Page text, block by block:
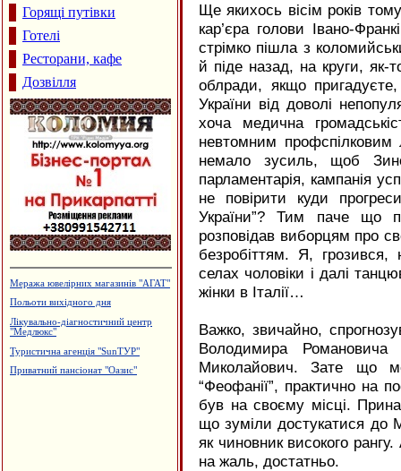
Горящі путівки
Готелі
Ресторани, кафе
Дозвілля
Магазин "ГрАвіс"
Кафе "Звенислава"
Дзвони церковні
агенція "Колібрі"
Ще якихось вісім років
кар’єра голови Івано-
стрімко пішла з
й піде назад, на круги, як-
облради, якщо
України від доволі
хоча медична
невтомним
немало зусиль, щоб
парламентарія, кампанія
не повірити куди
України”? Тим паче що
розповідав виборцям про
безробіттям. Я,
селах чоловіки і далі
жінки в Італії…
Важко, звичайно,
Володимира
Миколайович. Зате що
“Феофанії”, практично на
був на своєму місці.
що зуміли достукатися до
як чиновник високого
на жаль, достатньо.